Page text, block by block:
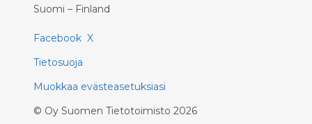
Suomi – Finland
Facebook X
Tietosuoja
Muokkaa evästeasetuksiasi
© Oy Suomen Tietotoimisto 2026